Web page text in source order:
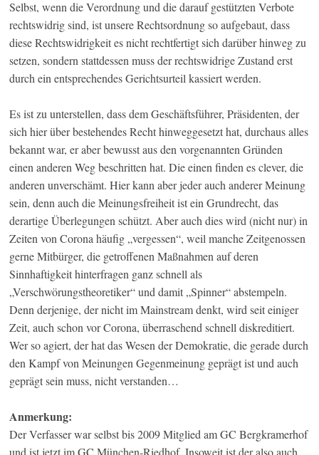
Selbst, wenn die Verordnung und die darauf gestützten Verbote
rechtswidrig sind, ist unsere Rechtsordnung so aufgebaut, dass
diese Rechtswidrigkeit es nicht rechtfertigt sich darüber hinweg zu
setzen, sondern stattdessen muss der rechtswidrige Zustand erst
durch ein entsprechendes Gerichtsurteil kassiert werden.
Es ist zu unterstellen, dass dem Geschäftsführer, Präsidenten, der
sich hier über bestehendes Recht hinweggesetzt hat, durchaus alles
bekannt war, er aber bewusst aus den vorgenannten Gründen
einen anderen Weg beschritten hat. Die einen finden es clever, die
anderen unverschämt. Hier kann aber jeder auch anderer Meinung
sein, denn auch die Meinungsfreiheit ist ein Grundrecht, das
derartige Überlegungen schützt. Aber auch dies wird (nicht nur) in
Zeiten von Corona häufig „vergessen“, weil manche Zeitgenossen
gerne Mitbürger, die getroffenen Maßnahmen auf deren
Sinnhaftigkeit hinterfragen ganz schnell als
„Verschwörungstheoretiker“ und damit „Spinner“ abstempeln.
Denn derjenige, der nicht im Mainstream denkt, wird seit einiger
Zeit, auch schon vor Corona, überraschend schnell diskreditiert.
Wer so agiert, der hat das Wesen der Demokratie, die gerade durch
den Kampf von Meinungen Gegenmeinung geprägt ist und auch
geprägt sein muss, nicht verstanden…
Anmerkung:
Der Verfasser war selbst bis 2009 Mitglied am GC Bergkramerhof
und ist jetzt im GC München-Riedhof. Insoweit ist der also auch